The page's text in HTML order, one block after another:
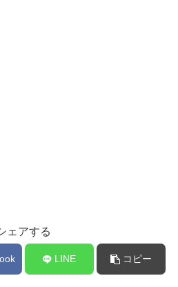
ェアする
LINE コピー